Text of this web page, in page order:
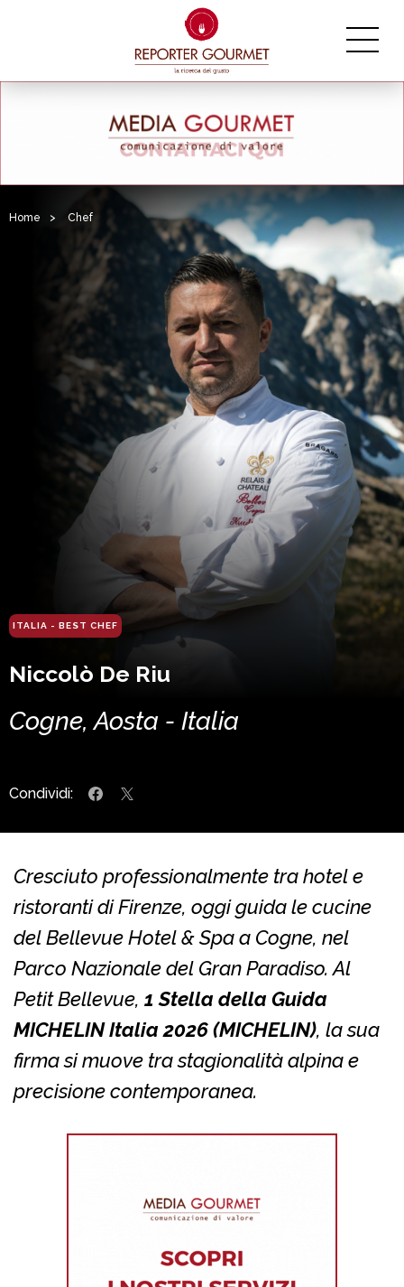
Home > Chef
ITALIA - BEST CHEF
Niccolò De Riu
Cogne, Aosta - Italia
Condividi:
Cresciuto professionalmente tra hotel e
ristoranti di Firenze, oggi guida le cucine
del Bellevue Hotel & Spa a Cogne, nel
Parco Nazionale del Gran Paradiso. Al
Petit Bellevue, 1 Stella della Guida
MICHELIN Italia 2026 (MICHELIN), la sua
firma si muove tra stagionalità alpina e
precisione contemporanea.